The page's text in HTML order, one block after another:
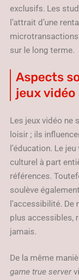
exclusifs. Les
l’attrait d’une
microtransactions
sur le long terme.
Aspects
jeux
Les jeux vidéo ne
loisir ; ils
l’éducation. Le
culturel à part
références.
soulève
l’accessibilité.
plus accessibles,
jamais.
De la même
game true server